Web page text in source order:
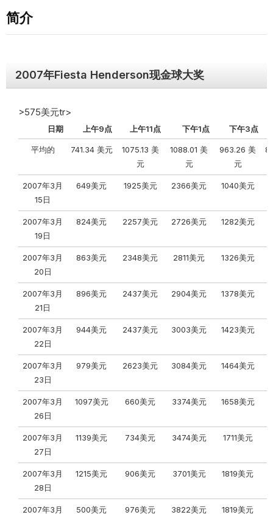
简介
2007年Fiesta Henderson现金球大奖
>575美元tr>
日期 上午9点 上午11点 下午1点 下午3点
平均的 741.34 美元
1075.13 美
元
1088.01 美
元
963.26 美
元
2007年3月
15日
649美元 1925美元 2366美元 1040美元
2007年3月
19日
824美元 2257美元 2726美元 1282美元
2007年3月
20日
863美元 2348美元 2811美元 1326美元
2007年3月
21日
896美元 2437美元 2904美元 1378美元
2007年3月
22日
944美元 2437美元 3003美元 1423美元
2007年3月
23日
979美元 2623美元 3084美元 1464美元
2007年3月
26日
1097美元 660美元 3374美元 1658美元
2007年3月
27日
1139美元 734美元 3474美元 1711美元
2007年3月
28日
1215美元 906美元 3701美元 1819美元
2007年3月
500美元 976美元 3822美元 1819美元